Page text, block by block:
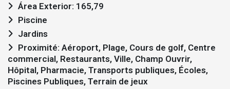
Área Exterior: 165,79
Piscine
Jardins
commercial, Restaurants, Ville, Champ Ouvrir,
Hôpital, Pharmacie, Transports publiques, Écoles,
Piscines Publiques, Terrain de jeux